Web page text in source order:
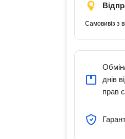
Самовивіз з
днів
прав